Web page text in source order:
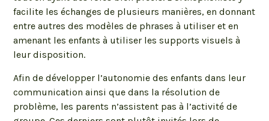
facilite les échanges de plusieurs manières, en donnant
entre autres des modèles de phrases à utiliser et en
amenant les enfants à utiliser les supports visuels à
leur disposition.
Afin de développer l’autonomie des enfants dans leur
communication ainsi que dans la résolution de
problème, les parents n’assistent pas à l’activité de